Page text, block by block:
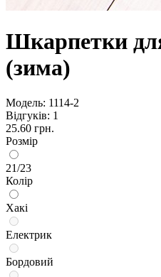
Шкарпетки
(зима)
Модель: 1114-2
Відгуків: 1
25.60 грн.
Розмір
21/23
Колір
Хакі
Електрик
Бордовий